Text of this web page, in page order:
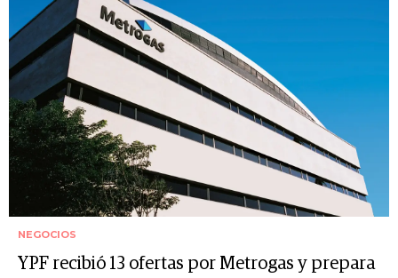
NEGOCIOS
YPF recibió 13 ofertas por Metrogas y prepara